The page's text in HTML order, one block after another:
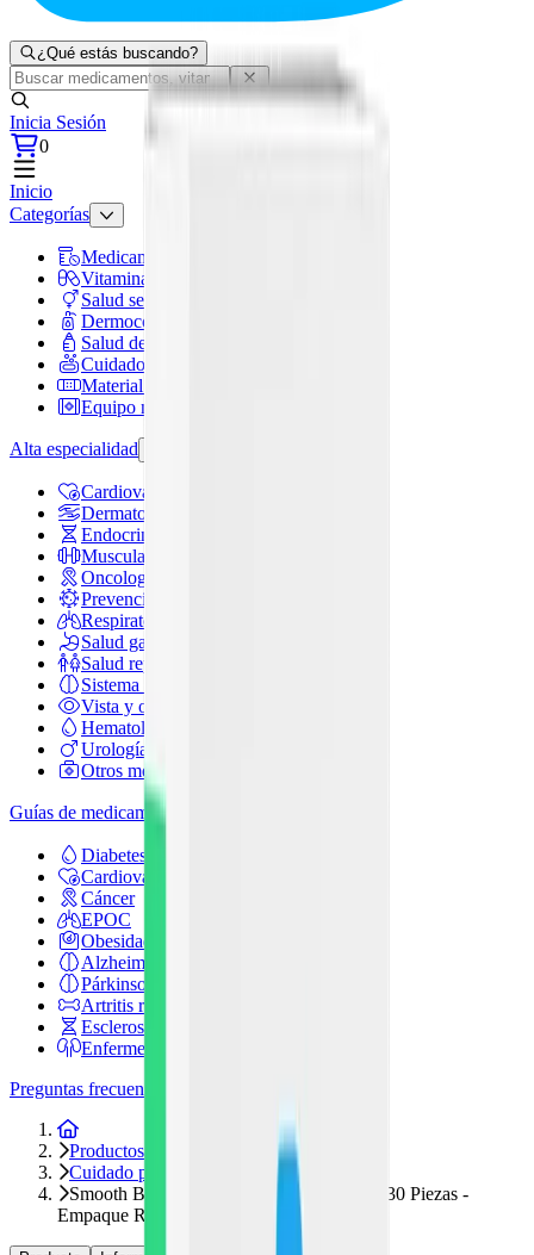
¿Qué estás buscando?
Inicia Sesión
0
Inicio
Categorías
Medicamentos
Vitaminas y suplementos
Salud sexual
Dermocosméticos
Salud de mamá y bebé
Cuidado personal
Material de curación
Equipo médico
Alta especialidad
Cardiovascular
Dermatología
Endocrina general
Muscular y articulaciones
Oncología e inmunoterapia
Prevención y tratamiento de infecciones
Respiratorio
Salud gastrointestinal y metabólica
Salud reproductiva y hormonal
Sistema nervioso
Vista y oído
Hematología
Urología
Otros medicamentos
Guías de medicamentos
Diabetes
Cardiovascular
Cáncer
EPOC
Obesidad
Alzheimer
Párkinson
Artritis reumatoide
Esclerosis múltiple
Enfermedad renal
Preguntas frecuentes
Inicio
Productos
Cuidado personal
Smooth Breeze Toallitas Desmaquillantes 30 Piezas -
Empaque Resellable